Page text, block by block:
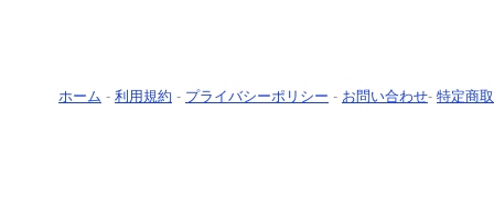
ホーム - 利用規約 - プライバシーポリシー - お問い合わせ- 特定商